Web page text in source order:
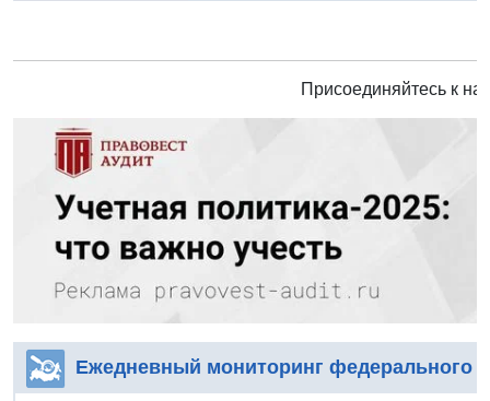
Присоединяйтесь к
Ежедневный мониторинг федерального